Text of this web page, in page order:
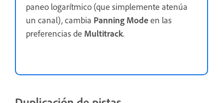
paneo logarítmico (que simplemente atenúa
un canal), cambia Panning Modeen las
preferencias de Multitrack.